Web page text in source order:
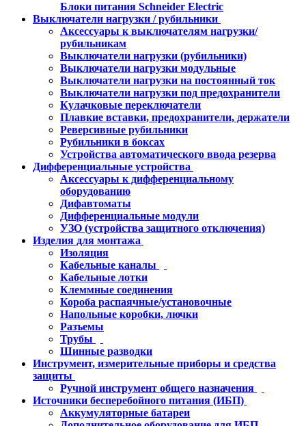
Блоки питания Schneider Electric
Выключатели нагрузки / рубильники
Аксессуары к выключателям нагрузки/
рубильникам
Выключатели нагрузки (рубильники)
Выключатели нагрузки модульные
Выключатели нагрузки на постоянный ток
Выключатели нагрузки под предохранители
Кулачковые переключатели
Плавкие вставки, предохранители, держатели
Реверсивные рубильники
Рубильники в боксах
Устройства автоматического ввода резерва
Дифференциальные устройства
Аксессуары к дифференциальному
оборудованию
Дифавтоматы
Дифференциальные модули
УЗО (устройства защитного отключения)
Изделия для монтажа
Изоляция
Кабельные каналы
Кабельные лотки
Клеммные соединения
Короба распаячные/установочные
Напольные коробки, лючки
Разъемы
Трубы
Шинные разводки
Инструмент, измерительные приборы и средства
защиты
Ручной инструмент общего назначения
Источники бесперебойного питания (ИБП)
Аккумуляторные батареи